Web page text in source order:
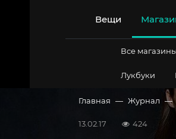
Вещи
Все магазины
Лукбуки
Главная Журнал
13.02.17 424